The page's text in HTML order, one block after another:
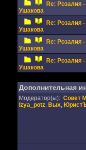
Re: Розалия
Ушакова
Re: Розалия
Ушакова
Re: Розалия
Ушакова
Re: Розалия
Ушакова
Дополнительная
Модератор(ы): Совет
Izya_potz, Вых,